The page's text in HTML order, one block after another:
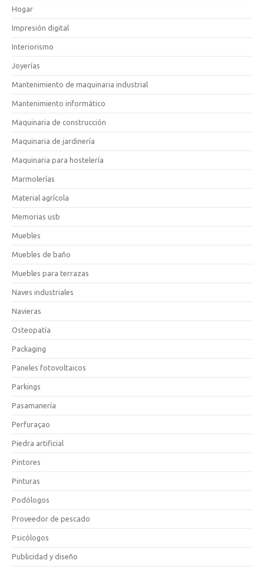
Hogar
Impresión digital
Interiorismo
Joyerías
Mantenimiento de maquinaria industrial
Mantenimiento informático
Maquinaria de construcción
Maquinaria de jardinería
Maquinaria para hostelería
Marmolerías
Material agrícola
Memorias usb
Muebles
Muebles de baño
Muebles para terrazas
Naves industriales
Navieras
Osteopatía
Packaging
Paneles fotovoltaicos
Parkings
Pasamanería
Perfuraçao
Piedra artificial
Pintores
Pinturas
Podólogos
Proveedor de pescado
Psicólogos
Publicidad y diseño